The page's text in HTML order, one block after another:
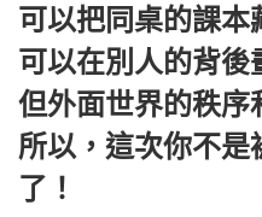
可以把同桌的課本
可以在別人的背後
但外面世界的秩序
所以，這次你不是
了！